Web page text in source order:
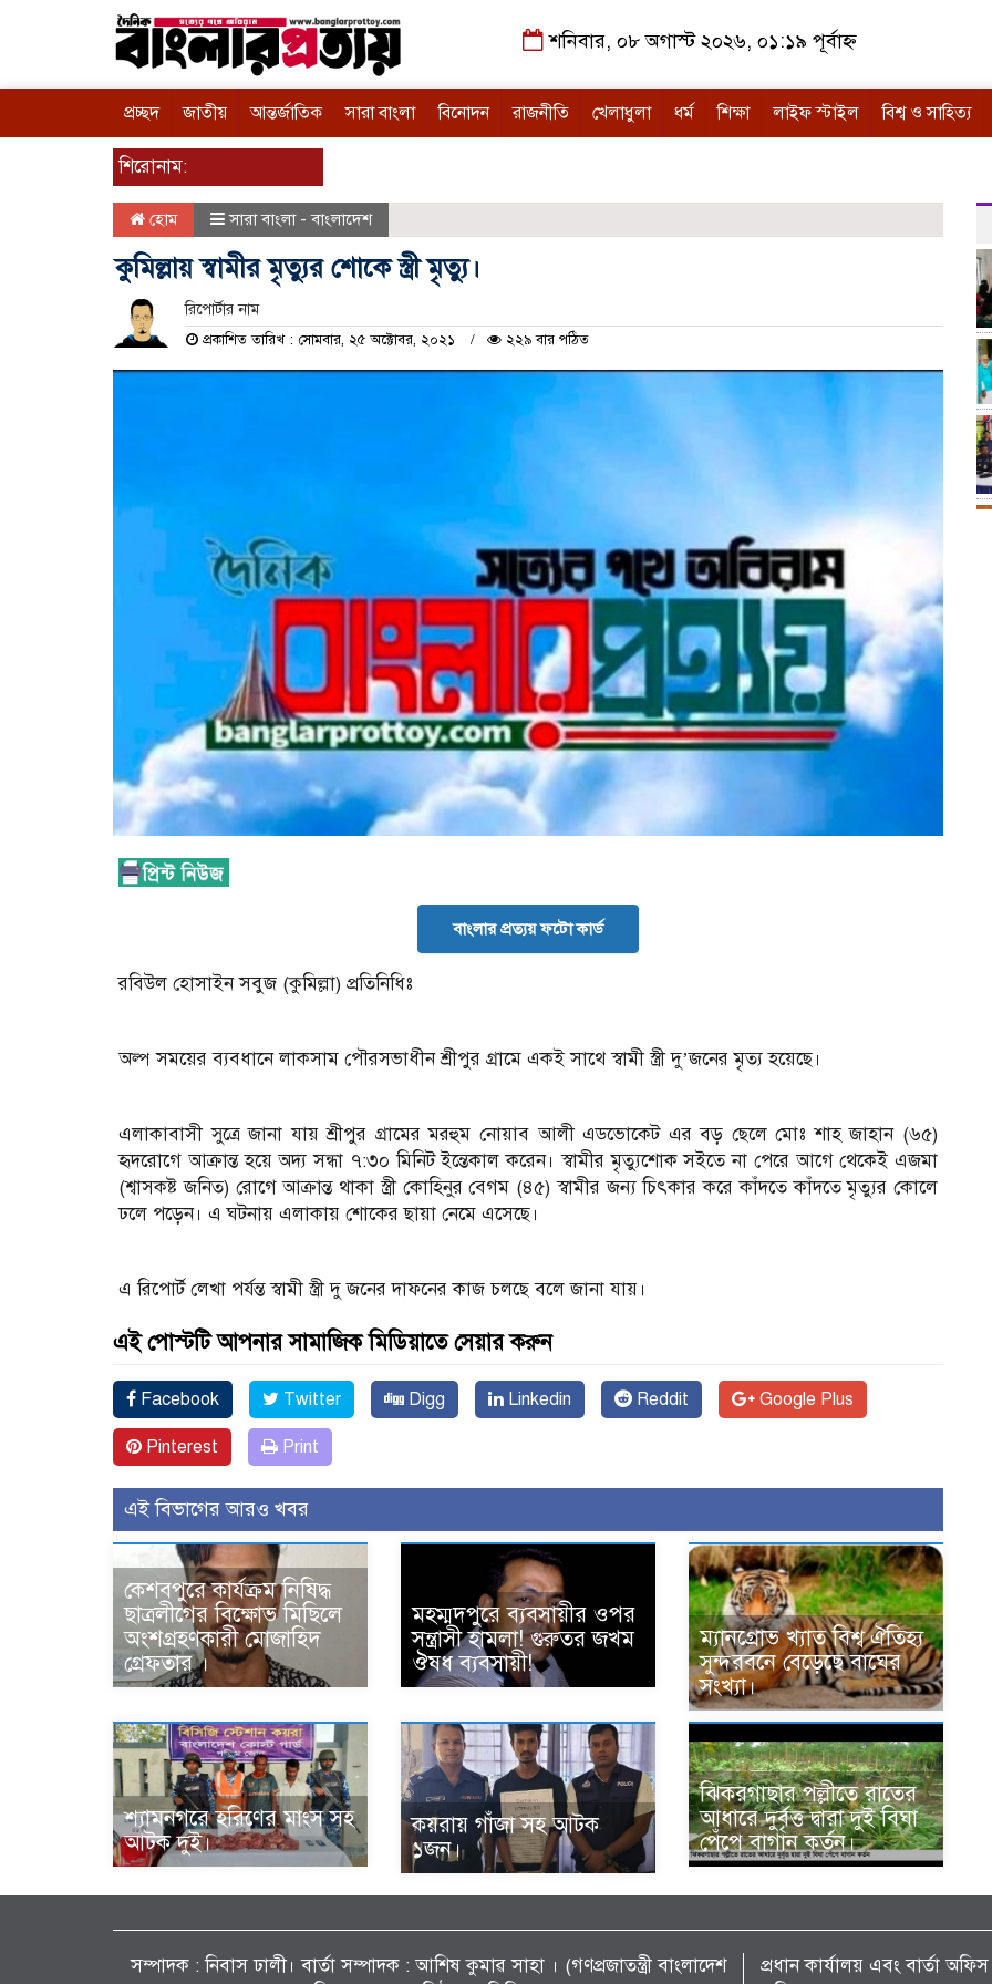
শনিবার, ০৮ অগাস্ট ২০২৬, ০১:১৯ পূর্বাহ্ন
প্রচ্ছদ জাতীয় আন্তর্জাতিক সারা বাংলা বিনোদন রাজনীতি খেলাধুলা ধর্ম শিক্ষা লাইফ স্টাইল বিশ্ব ও সাহিত্য
শিরোনাম:
হোম সারা বাংলা - বাংলাদেশ
কুমিল্লায় স্বামীর মৃত্যুর শোকে স্ত্রী মৃত্যু।
রিপোর্টার নাম
প্রকাশিত তারিখ : সোমবার, ২৫ অক্টোবর, ২০২১ ২২৯ বার পঠিত
বাংলার প্রত্যয় ফটো কার্ড
রবিউল হোসাইন সবুজ (কুমিল্লা) প্রতিনিধিঃ
অল্প সময়ের ব্যবধানে লাকসাম পৌরসভাধীন শ্রীপুর গ্রামে একই সাথে স্বামী স্ত্রী দু’জনের মৃত্য হয়েছে।
এলাকাবাসী সুত্রে জানা যায় শ্রীপুর গ্রামের মরহুম নোয়াব আলী এডভোকেট এর বড় ছেলে মোঃ শাহ জাহান (৬৫)
হৃদরোগে আক্রান্ত হয়ে অদ্য সন্ধা ৭:৩০ মিনিট ইন্তেকাল করেন। স্বামীর মৃত্যুশোক সইতে না পেরে আগে থেকেই এজমা
(শ্বাসকষ্ট জনিত) রোগে আক্রান্ত থাকা স্ত্রী কোহিনুর বেগম (৪৫) স্বামীর জন্য চিৎকার করে কাঁদতে কাঁদতে মৃত্যুর কোলে
ঢলে পড়েন। এ ঘটনায় এলাকায় শোকের ছায়া নেমে এসেছে।
এ রিপোর্ট লেখা পর্যন্ত স্বামী স্ত্রী দু জনের দাফনের কাজ চলছে বলে জানা যায়।
এই পোস্টটি আপনার সামাজিক মিডিয়াতে সেয়ার করুন
Facebook Twitter Digg Linkedin Reddit Google Plus
Pinterest Print
এই বিভাগের আরও খবর
কেশবপুরে কার্যক্রম নিষিদ্ধ
ছাত্রলীগের বিক্ষোভ মিছিলে
অংশগ্রহণকারী মোজাহিদ
গ্রেফতার ।
মহম্মদপুরে ব্যবসায়ীর ওপর
সন্ত্রাসী হামলা! গুরুতর জখম
ঔষধ ব্যবসায়ী!
ম্যানগ্রোভ খ্যাত বিশ্ব ঐতিহ্য
সুন্দরবনে বেড়েছে বাঘের
সংখ্যা।
শ্যামনগরে হরিণের মাংস সহ
আটক দুই।
কয়রায় গাঁজা সহ আটক
১জন।
ঝিকরগাছার পল্লীতে রাতের
আধারে দুর্বৃত্ত দ্বারা দুই বিঘা
পেঁপে বাগান কর্তন।
সম্পাদক : নিবাস ঢালী। বার্তা সম্পাদক : আশিষ কুমাৱ সাহা । (গণপ্রজাতন্ত্রী বাংলাদেশ
প্রধান কার্যালয় এবং বার্তা